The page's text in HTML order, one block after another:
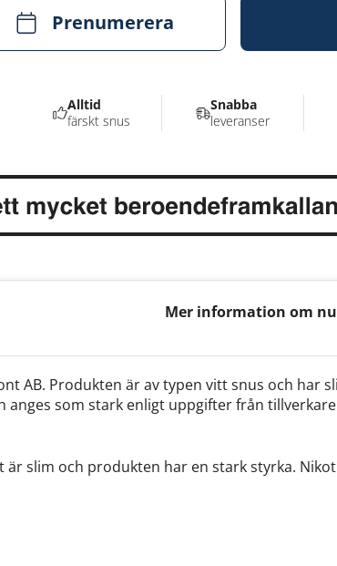
Prenumerera
Mer information om
AB. Produkten är av typen vitt snus och har
som stark enligt uppgifter från
slim och produkten har en stark styrka.
Alltid
färskt snus
Snabba
leveranser